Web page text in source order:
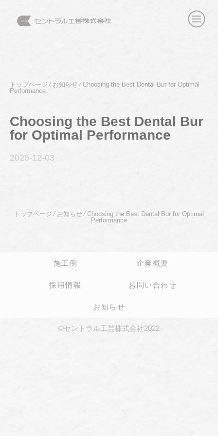
トップページ⁄ お知らせ⁄Choosing the Best Dental Bur for Optimal
Performance
Choosing the Best Dental Bur
for Optimal Performance
2025-12-03
トップページ ⁄ お知らせ⁄Choosing the Best Dental Bur for Optimal
Performance
施工例 企業概要
採用情報 お問い合わせ
お知らせ
©セントラル工芸株式会社2022